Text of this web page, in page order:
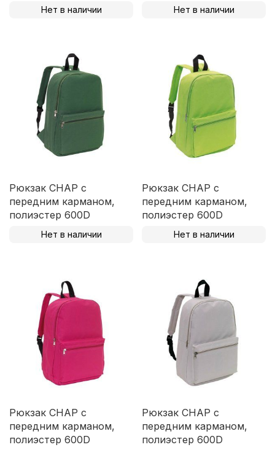
Нет в наличии Нет в наличии
Рюкзак CHAP с
передним карманом,
полиэстер 600D
Нет в наличии
Рюкзак CHAP с
передним карманом,
полиэстер 600D
Нет в наличии
Рюкзак CHAP с
передним карманом,
полиэстер 600D
Рюкзак CHAP с
передним карманом,
полиэстер 600D